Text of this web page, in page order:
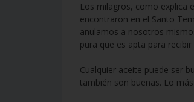
Los milagros, como explica
encontraron en el Santo
anulamos a nosotros
pura que es apta para recibir
Cualquier aceite puede ser
también son buenas. Lo